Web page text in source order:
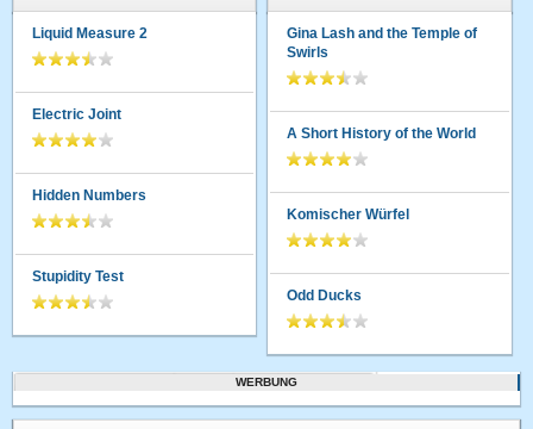
Liquid Measure 2
Electric Joint
Hidden Numbers
Stupidity Test
Gina Lash and the Temple of
Swirls
A Short History of the World
Komischer Würfel
Odd Ducks
WERBUNG